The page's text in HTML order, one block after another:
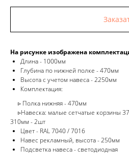
На рисунке изображена
Длина - 1000мм
Глубина по нижней полке - 470мм
Высота с учетом навеса - 2250мм
Комплектация:
▹ Полка нижняя - 470мм
▹Навеска: малые сетчатые корзины
310мм - 2шт
Цвет - RAL 7040 / 7016
Навес рекламный, высота - 250мм
Подсветка навеса - светодиодная